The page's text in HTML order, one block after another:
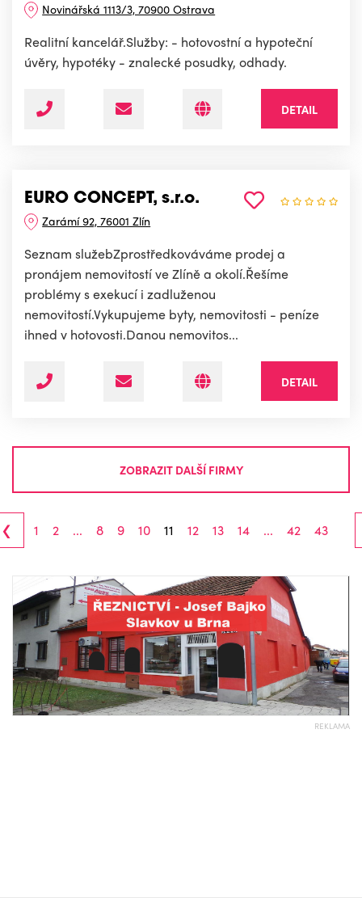
Novinářská 1113/3, 70900 Ostrava
Realitní kancelář.Služby: - hotovostní a hypoteční
úvěry, hypotéky - znalecké posudky, odhady.
DETAIL
EURO CONCEPT, s.r.o.
Zarámí 92, 76001 Zlín
Seznam služebZprostředkováváme prodej a
pronájem nemovitostí ve Zlíně a okolí.Řešíme
problémy s exekucí i zadluženou
nemovitostí.Vykupujeme byty, nemovitosti - peníze
ihned v hotovosti.Danou nemovitos...
DETAIL
ZOBRAZIT DALŠÍ FIRMY
‹ 1 2 ... 8 9 10 11 12 13 14 ... 42 43
REKLAMA